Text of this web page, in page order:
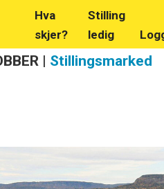
Hva
skjer?
Stilling
ledig
| Stillingsmarked